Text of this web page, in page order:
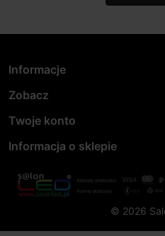
Informacje
Zobacz
Twoje konto
Informacja o sklepie
© 2026